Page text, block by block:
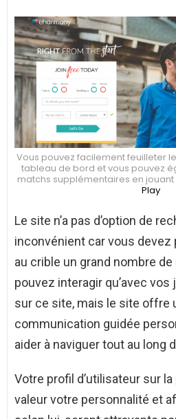
Vous pouvez facilement feuilleter
tableau de bord et vous pouvez
matchs supplémentaires en jouant
Play
Le site n’a pas d’option de
inconvénient car vous
au crible un grand nombre
pouvez interagir qu’avec
sur ce site, mais le site offre
communication guidée
aider à naviguer tout au long
Votre profil d’utilisateur sur
valeur votre personnalité et